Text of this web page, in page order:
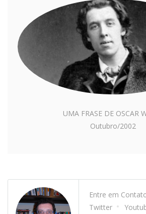
UMA FRASE DE OSCAR
Outubro/2002
Entre em
Twitter